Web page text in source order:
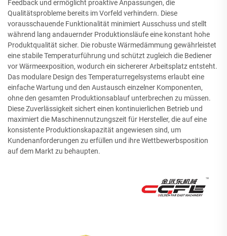
Feedback und ermöglicht proaktive Anpassungen, die
Qualitätsprobleme bereits im Vorfeld verhindern. Diese
vorausschauende Funktionalität minimiert Ausschuss und stellt
während lang andauernder Produktionsläufe eine konstant hohe
Produktqualität sicher. Die robuste Wärmedämmung gewährleistet
eine stabile Temperaturführung und schützt zugleich die Bediener
vor Wärmeexposition, wodurch ein sichererer Arbeitsplatz entsteht.
Das modulare Design des Temperaturregelsystems erlaubt eine
einfache Wartung und den Austausch einzelner Komponenten,
ohne den gesamten Produktionsablauf unterbrechen zu müssen.
Diese Zuverlässigkeit sichert einen kontinuierlichen Betrieb und
maximiert die Maschinennutzungszeit für Hersteller, die auf eine
konsistente Produktionskapazität angewiesen sind, um
Kundenanforderungen zu erfüllen und ihre Wettbewerbsposition
auf dem Markt zu behaupten.